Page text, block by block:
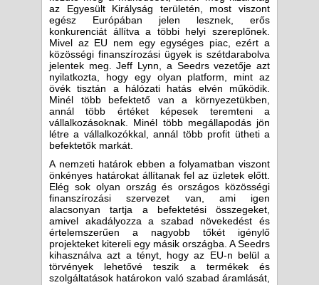
az Egyesült Királyság területén, most viszont
egész Európában jelen lesznek, erős
konkurenciát állítva a többi helyi szereplőnek.
Mivel az EU nem egy egységes piac, ezért a
közösségi finanszírozási ügyek is szétdarabolva
jelentek meg. Jeff Lynn, a Seedrs vezetője azt
nyilatkozta, hogy egy olyan platform, mint az
övék tisztán a hálózati hatás elvén működik.
Minél több befektető van a környezetükben,
annál több értéket képesek teremteni a
vállalkozásoknak. Minél több megállapodás jön
létre a vállalkozókkal, annál több profit ütheti a
befektetők markát.
A nemzeti határok ebben a folyamatban viszont
önkényes határokat állítanak fel az üzletek előtt.
Elég sok olyan ország és országos közösségi
finanszírozási szervezet van, ami igen
alacsonyan tartja a befektetési összegeket,
amivel akadályozza a szabad növekedést és
értelemszerűen a nagyobb tőkét igénylő
projekteket kitereli egy másik országba. A Seedrs
kihasználva azt a tényt, hogy az EU-n belül a
törvények lehetővé teszik a termékek és
szolgáltatások határokon való szabad áramlását,